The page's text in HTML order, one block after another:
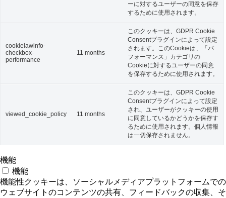
ーに対するユーザーの同意を保存
するために使用されます。
cookielawinfo-
checkbox-
performance
11 months
このクッキーは、GDPR Cookie
Consentプラグインによって設定
されます。このCookieは、「パ
フォーマンス」カテゴリの
Cookieに対するユーザーの同意
を保存するために使用されます。
viewed_cookie_policy 11 months
このクッキーは、GDPR Cookie
Consentプラグインによって設定
され、ユーザーがクッキーの使用
に同意しているかどうかを保存す
るために使用されます。個人情報
は一切保存されません。
機能
機能
機能性クッキーは、ソーシャルメディアプラットフォームでの
ウェブサイトのコンテンツの共有、フィードバックの収集、そ